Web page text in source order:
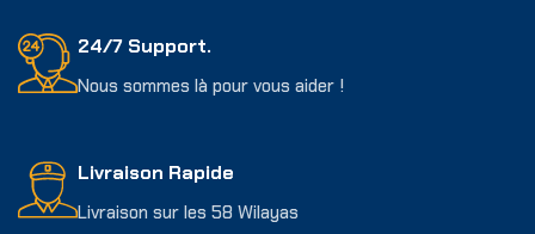
24/7 Support.
Nous sommes là pour vous aider !
Livraison Rapide
Livraison sur les 58 Wilayas